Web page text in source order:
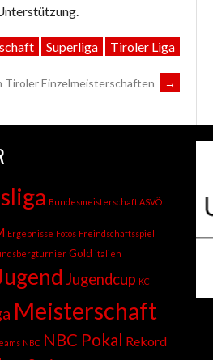
Superliga Tiroler Liga
Tiroler Einzelmeisterschaften →
Bundesmeisterschaft ASVÖ
Ergebnisse Fotos Freindschaftsspiel
Gold italien
Jugendcup KC
Meisterschaft
NBC NBC Pokal Rekord